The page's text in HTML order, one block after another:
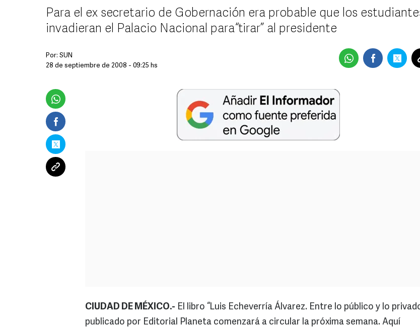
Para el ex secretario de Gobernación era probable que los
invadieran el Palacio Nacional para “tirar” al presidente
Por: SUN
28 de septiembre de 2008 - 09:25 hs
CIUDAD DE MÉXICO.- El libro “Luis Echeverría Álvarez. Entre lo público y lo
publicado por Editorial Planeta comenzará a circular la próxima semana. Aquí